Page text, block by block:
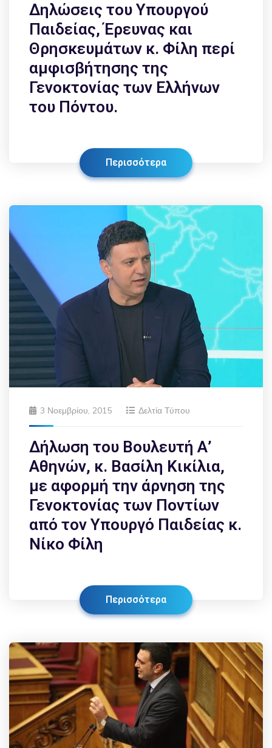
Δηλώσεις του Υπουργού
Παιδείας, Έρευνας και
Θρησκευμάτων κ. Φίλη περί
αμφισβήτησης της
Γενοκτονίας των Ελλήνων
του Πόντου.
Περισσότερα
3 Νοεμβρίου, 2015 Δελτία Τύπου
Δήλωση του Βουλευτή Α’
Αθηνών, κ. Βασίλη Κικίλια,
με αφορμή την άρνηση της
Γενοκτονίας των Ποντίων
από τον Υπουργό Παιδείας κ.
Νίκο Φίλη
Περισσότερα